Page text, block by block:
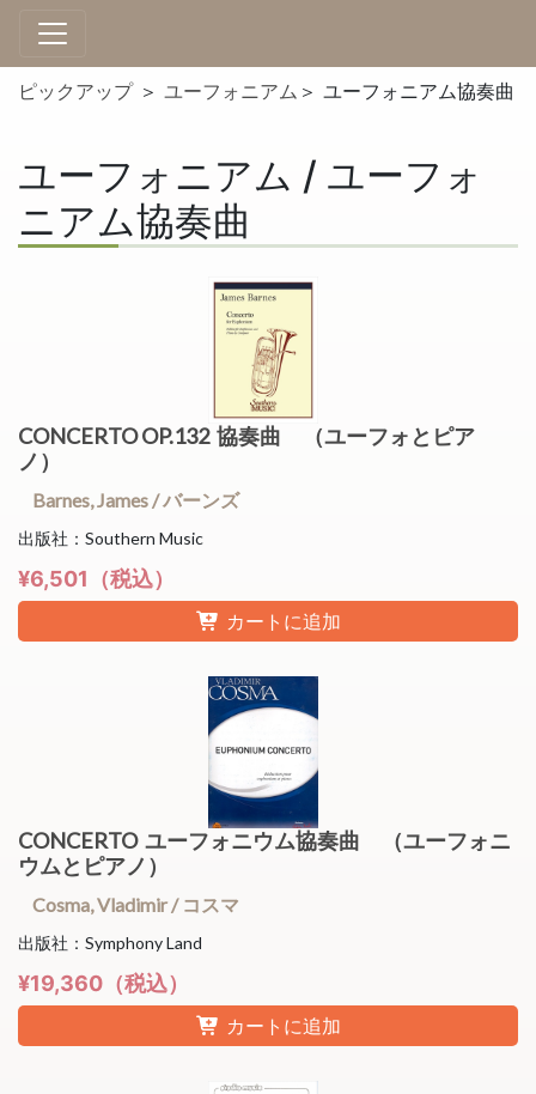
ピックアップ ＞ ユーフォニアム ＞ ユーフォニアム協奏曲
ユーフォニアム / ユーフォ
ニアム協奏曲
CONCERTO OP.132 協奏曲 （ユーフォとピア
ノ）
Barnes, James / バーンズ
出版社：Southern Music
¥6,501（税込）
カートに追加
CONCERTO ユーフォニウム協奏曲 （ユーフォニ
ウムとピアノ）
Cosma, Vladimir / コスマ
出版社：Symphony Land
¥19,360（税込）
カートに追加